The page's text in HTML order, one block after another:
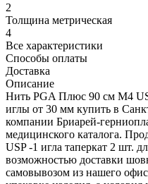
2
Толщина метрическая
4
Все характеристики
Способы оплаты
Доставка
Описание
Нить PGA Плюс 90 см М4
иглы от 30 мм купить в
компании Бриарей-
медицинского каталога.
USP -1 игла таперкат 2 шт.
возможностью доставки
самовывозом из нашего